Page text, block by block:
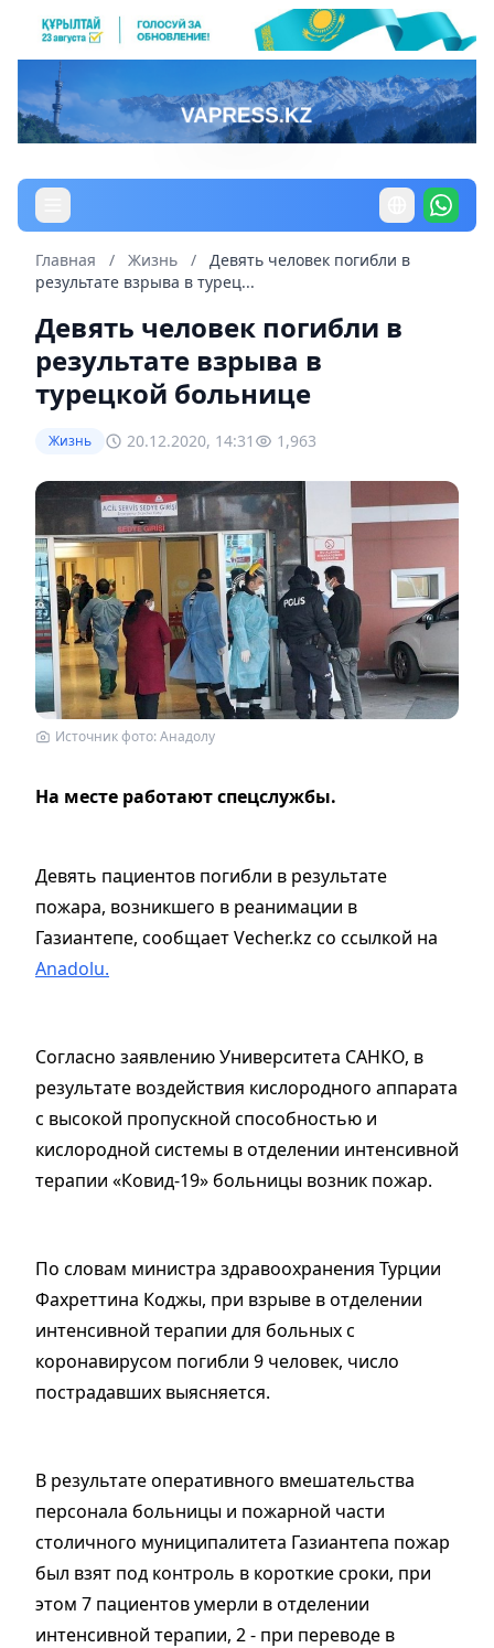
Главная / Жизнь /
Девять человек погибли в
результате взрыва в турец...
Девять человек погибли в
результате взрыва в
турецкой больнице
Жизнь 20.12.2020, 14:31 1,963
Источник фото: Анадолу
На месте работают спецслужбы.
Девять пациентов погибли в результате
пожара, возникшего в реанимации в
Газиантепе, сообщает Vecher.kz со ссылкой на
Anadolu.
Согласно заявлению Университета САНКО, в
результате воздействия кислородного аппарата
с высокой пропускной способностью и
кислородной системы в отделении интенсивной
терапии «Ковид-19» больницы возник пожар.
По словам министра здравоохранения Турции
Фахреттина Коджы, при взрыве в отделении
интенсивной терапии для больных с
коронавирусом погибли 9 человек, число
пострадавших выясняется.
В результате оперативного вмешательства
персонала больницы и пожарной части
столичного муниципалитета Газиантепа пожар
был взят под контроль в короткие сроки, при
этом 7 пациентов умерли в отделении
интенсивной терапии, 2 - при переводе в